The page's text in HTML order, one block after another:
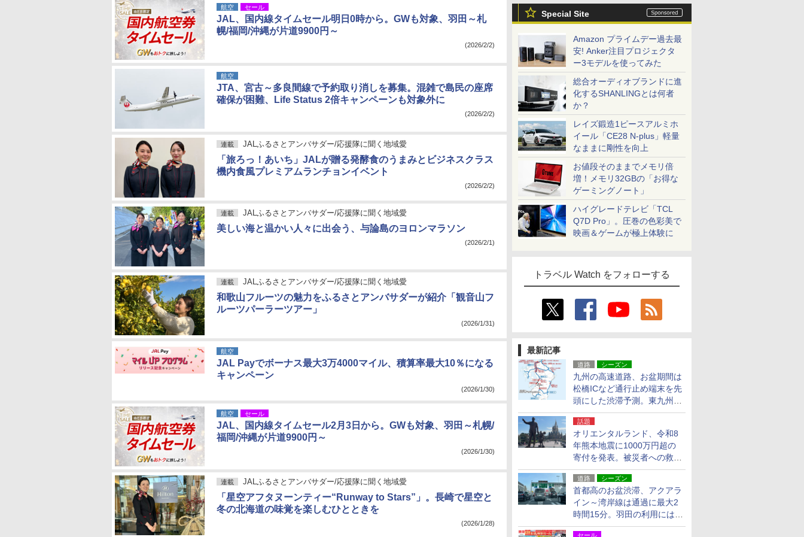
Special Site
Amazon プライムデー過去最
安! Anker注目プロジェクタ
ー3モデルを使ってみた
総合オーディオブランドに進
化するSHANLINGとは何者
か？
レイズ鍛造1ピースアルミホ
イール「CE28 N-plus」軽量
なままに剛性を向上
お値段そのままでメモリ倍
増！メモリ32GBの「お得な
ゲーミングノート」
ハイグレードテレビ「TCL
Q7D Pro」。圧巻の色彩美で
映画＆ゲームが極上体験に
トラベル Watch をフォローする
最新記事
道路 シーズン
九州の高速道路、お盆期間は
松橋ICなど通行止め端末を先
頭にした渋滞予測。東九州道
への迂回は料金調整を実施
話題
オリエンタルランド、令和8
年熊本地震に1000万円超の
寄付を発表。被災者への救援
活動・復旧支援
道路 シーズン
首都高のお盆渋滞、アクアラ
イン～湾岸線は通過に最大2
時間15分。羽田の利用には
「空港西出口」の利用検討を
セール
航空 セール
JAL、国内線タイムセール明日0時から。GWも対象、羽田～札
幌/福岡/沖縄が片道9900円～
(2026/2/2)
航空
JTA、宮古～多良間線で予約取り消しを募集。混雑で島民の座席
確保が困難、Life Status 2倍キャンペーンも対象外に
(2026/2/2)
連載 JALふるさとアンバサダー/応援隊に聞く地域愛
「旅ろっ！あいち」JALが贈る発酵食のうまみとビジネスクラス
機内食風プレミアムランチョンイベント
(2026/2/2)
連載 JALふるさとアンバサダー/応援隊に聞く地域愛
美しい海と温かい人々に出会う、与論島のヨロンマラソン
(2026/2/1)
連載 JALふるさとアンバサダー/応援隊に聞く地域愛
和歌山フルーツの魅力をふるさとアンバサダーが紹介「観音山フ
ルーツパーラーツアー」
(2026/1/31)
航空
JAL Payでボーナス最大3万4000マイル、積算率最大10％になる
キャンペーン
(2026/1/30)
航空 セール
JAL、国内線タイムセール2月3日から。GWも対象、羽田～札幌/
福岡/沖縄が片道9900円～
(2026/1/30)
連載 JALふるさとアンバサダー/応援隊に聞く地域愛
「星空アフタヌーンティー“Runway to Stars”」。長崎で星空と
冬の北海道の味覚を楽しむひとときを
(2026/1/28)